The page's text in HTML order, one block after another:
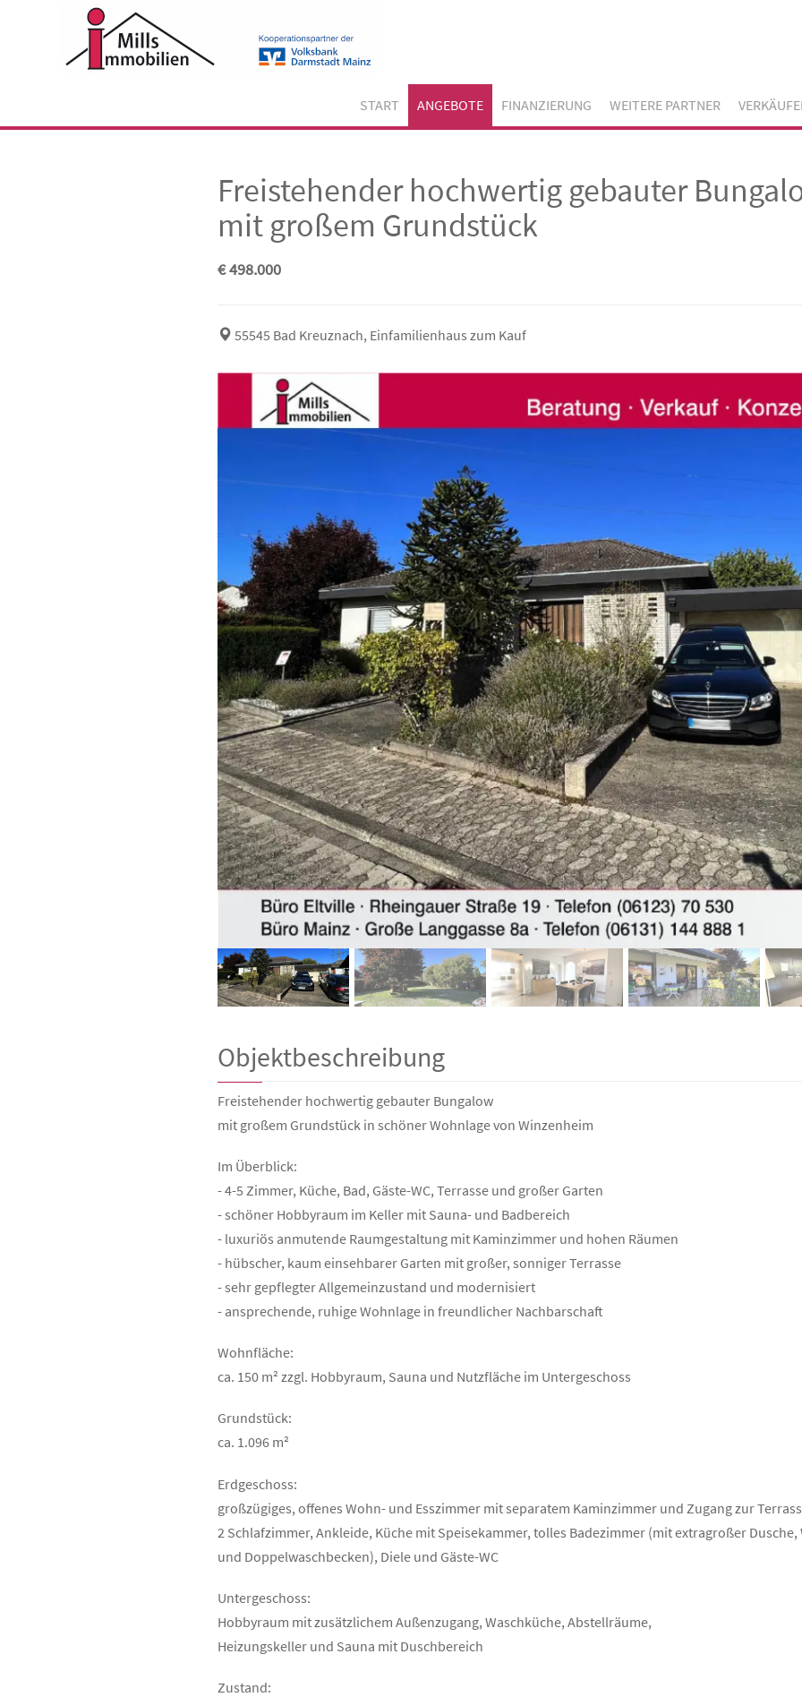
START ANGEBOTE FINANZIERUNG WEITERE PARTNER
Freistehender hochwertig gebauter
mit großem Grundstück
€ 498.000
55545 Bad Kreuznach, Einfamilienhaus zum Kauf
Objektbeschreibung
Freistehender hochwertig gebauter Bungalow
mit großem Grundstück in schöner Wohnlage von Winzenheim
Im Überblick:
- 4-5 Zimmer, Küche, Bad, Gäste-WC, Terrasse und großer Garten
- schöner Hobbyraum im Keller mit Sauna- und Badbereich
- luxuriös anmutende Raumgestaltung mit Kaminzimmer und hohen Räumen
- hübscher, kaum einsehbarer Garten mit großer, sonniger Terrasse
- sehr gepflegter Allgemeinzustand und modernisiert
- ansprechende, ruhige Wohnlage in freundlicher Nachbarschaft
Wohnfläche:
ca. 150 m² zzgl. Hobbyraum, Sauna und Nutzfläche im Untergeschoss
Grundstück:
ca. 1.096 m²
Erdgeschoss:
großzügiges, offenes Wohn- und Esszimmer mit separatem Kaminzimmer und Zugang zur
2 Schlafzimmer, Ankleide, Küche mit Speisekammer, tolles Badezimmer (mit extragroßer Dusche,
und Doppelwaschbecken), Diele und Gäste-WC
Untergeschoss:
Hobbyraum mit zusätzlichem Außenzugang, Waschküche, Abstellräume,
Heizungskeller und Sauna mit Duschbereich
Zustand: